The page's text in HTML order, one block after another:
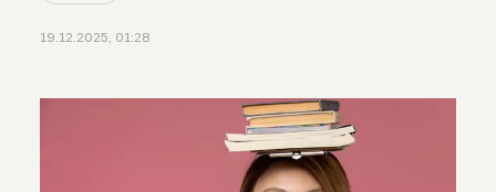
19.12.2025, 01:28